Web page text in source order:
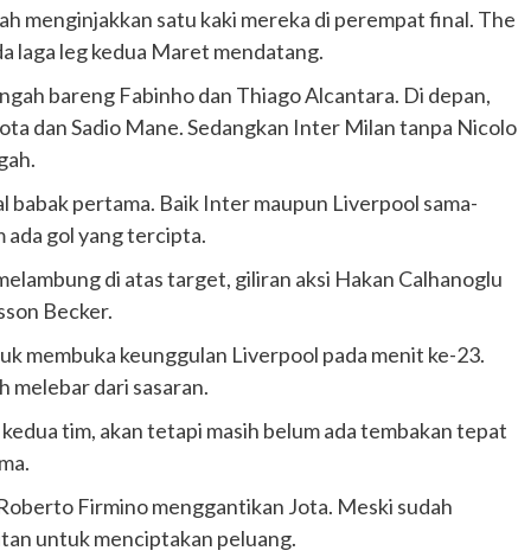
menginjakkan satu kaki mereka di perempat final. The
laga leg kedua Maret mendatang.
bareng Fabinho dan Thiago Alcantara. Di depan,
dan Sadio Mane. Sedangkan Inter Milan tanpa Nicolo
pertama. Baik Inter maupun Liverpool sama-
ada gol yang tercipta.
di atas target, giliran aksi Hakan Calhanoglu
Becker.
membuka keunggulan Liverpool pada menit ke-23.
melebar dari sasaran.
tim, akan tetapi masih belum ada tembakan tepat
Firmino menggantikan Jota. Meski sudah
untuk menciptakan peluang.